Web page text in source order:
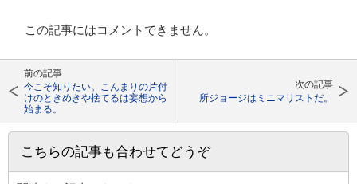
この記事にはコメントできません。
前の記事
今こそ知りたい。こんまりの片付
けのときめきや捨てるは妄想から
始まる。
次の記事
所ジョージはミニマリストだ。
こちらの記事も合わせてどうぞ